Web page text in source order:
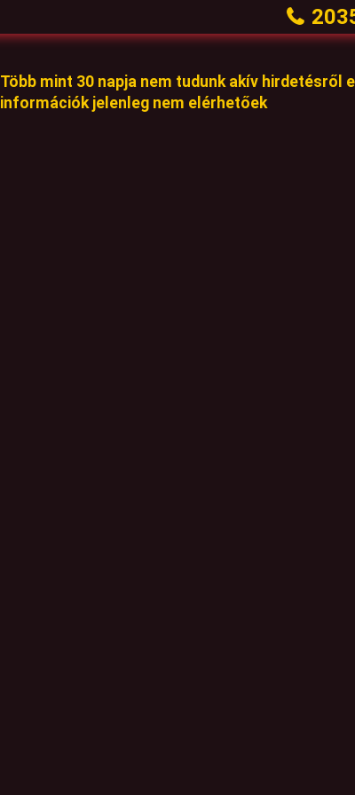
Több mint 30 napja nem tudunk akív
információk jelenleg nem elérhetőek